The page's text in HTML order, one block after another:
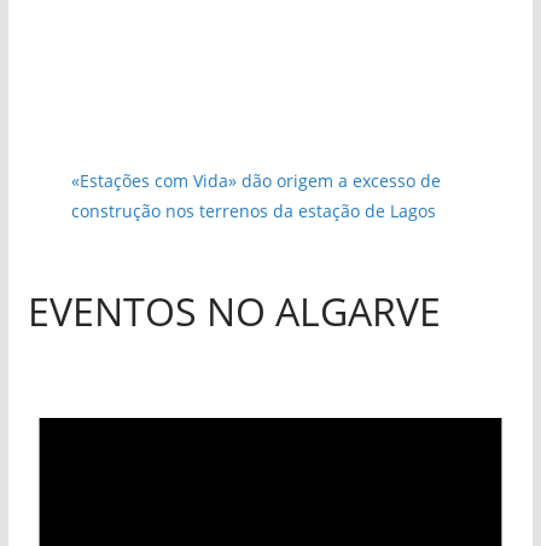
«Estações com Vida» dão origem a excesso de
construção nos terrenos da estação de Lagos
EVENTOS NO ALGARVE